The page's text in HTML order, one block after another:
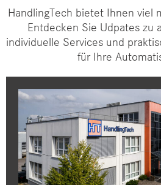
HandlingTech bietet Ihnen viel
Entdecken Sie Udpates zu
individuelle Services und
für Ihre